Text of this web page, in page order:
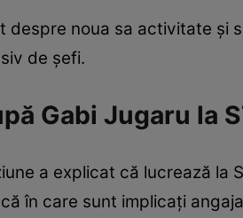
despre noua sa activitate și
de șefi.
Gabi Jugaru la
a explicat că lucrează la
în care sunt implicați